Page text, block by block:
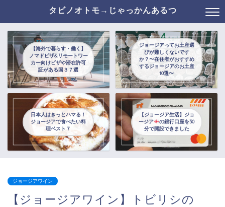
タビノオトモ→じゃっかんあるつ
【海外で暮らす・働く】
ノマドビザ&リモートワー
カー向けビザや滞在許可
証がある国３７選
ジョージアってお土産選
びが難しくないです
か？〜在住者がおすすめ
するジョージアのお土産
10選〜
日本人はきっとハマる！
ジョージアで食べたい料
理ベスト７
【ジョージア生活】ジョ
ージア
の銀行口座を30
分で開設できました
ジョージアワイン
【ジョージアワイン】トビリシの